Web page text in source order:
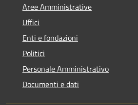
Aree Amministrative
Uffici
Enti e fondazioni
Politici
Personale Amministrativo
Documenti e dati